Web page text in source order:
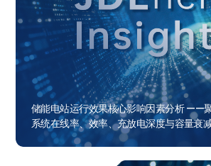
储能电站运行效果核心影响因素分析 ——
系统在线率、效率、充放电深度与容量衰